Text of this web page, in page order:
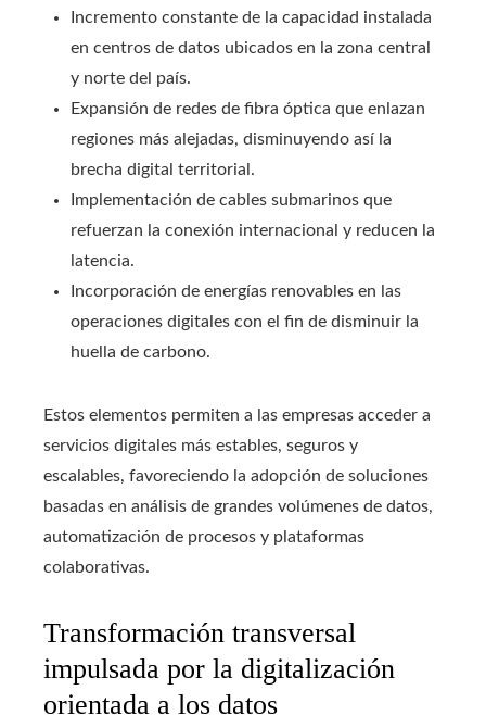
Incremento constante de la capacidad instalada
en centros de datos ubicados en la zona central
y norte del país.
Expansión de redes de fibra óptica que enlazan
regiones más alejadas, disminuyendo así la
brecha digital territorial.
Implementación de cables submarinos que
refuerzan la conexión internacional y reducen la
latencia.
Incorporación de energías renovables en las
operaciones digitales con el fin de disminuir la
huella de carbono.
Estos elementos permiten a las empresas acceder a
servicios digitales más estables, seguros y
escalables, favoreciendo la adopción de soluciones
basadas en análisis de grandes volúmenes de datos,
automatización de procesos y plataformas
colaborativas.
Transformación transversal
impulsada por la digitalización
orientada a los datos